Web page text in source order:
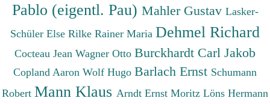
Pablo (eigentl. Pau) Mahler Gustav Lasker-
Schüler Else Rilke Rainer Maria Dehmel Richard
Cocteau Jean Wagner Otto Burckhardt Carl Jakob
Copland Aaron Wolf Hugo Barlach Ernst Schumann
Robert Mann Klaus Arndt Ernst Moritz Löns Hermann